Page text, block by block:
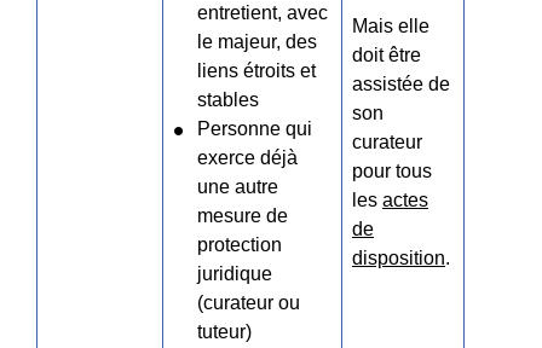
entretient, avec
le majeur, des
liens étroits et
stables
Personne qui
exerce déjà
une autre
mesure de
protection
juridique
(curateur ou
tuteur)
Mais elle
doit être
assistée de
son
curateur
pour tous
les actes
de
disposition.